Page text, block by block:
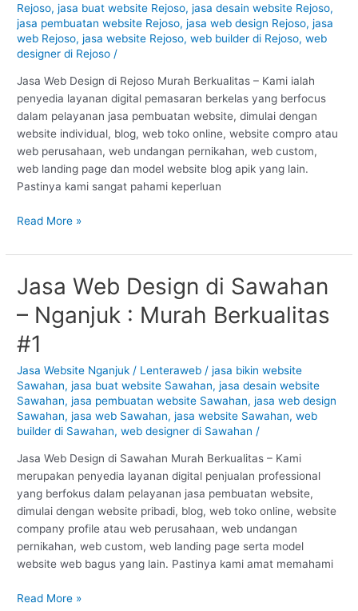
Rejoso,jasa buat website Rejoso,jasa desain website Rejoso,
jasa pembuatan website Rejoso,jasa web design Rejoso,jasa
web Rejoso,jasa website Rejoso,web builder di Rejoso,web
designer di Rejoso /
Jasa Web Design di Rejoso Murah Berkualitas – Kami ialah
penyedia layanan digital pemasaran berkelas yang berfocus
dalam pelayanan jasa pembuatan website, dimulai dengan
website individual, blog, web toko online, website compro atau
web perusahaan, web undangan pernikahan, web custom,
web landing page dan model website blog apik yang lain.
Pastinya kami sangat pahami keperluan
Nganjuk
:
Murah
Berkualitas
#1
Read More »
Jasa Web Design di Sawahan
– Nganjuk : Murah Berkualitas
#1
Jasa Website Nganjuk / Lenteraweb /jasa bikin website
Sawahan,jasa buat website Sawahan,jasa desain website
Sawahan,jasa pembuatan website Sawahan,jasa web design
Sawahan,jasa web Sawahan,jasa website Sawahan,web
builder di Sawahan,web designer di Sawahan /
Jasa Web Design di Sawahan Murah Berkualitas – Kami
merupakan penyedia layanan digital penjualan professional
yang berfokus dalam pelayanan jasa pembuatan website,
dimulai dengan website pribadi, blog, web toko online, website
company profile atau web perusahaan, web undangan
pernikahan, web custom, web landing page serta model
website web bagus yang lain. Pastinya kami amat memahami
Jasa
Web
Design
di
Sawahan
–
Nganjuk
:
Murah
Berkualitas
#1
Read More »